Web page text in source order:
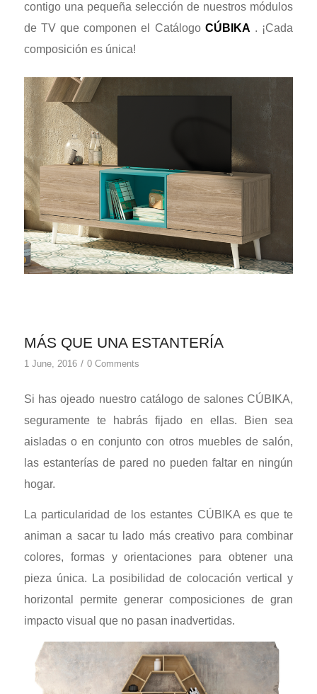
contigo una pequeña selección de nuestros módulos
de TV que componen el Catálogo CÚBIKA . ¡Cada
composición es única!
MÁS QUE UNA ESTANTERÍA
1 June, 2016 / 0 Comments
Si has ojeado nuestro catálogo de salones CÚBIKA,
seguramente te habrás fijado en ellas. Bien sea
aisladas o en conjunto con otros muebles de salón,
las estanterías de pared no pueden faltar en ningún
hogar.
La particularidad de los estantes CÚBIKA es que te
animan a sacar tu lado más creativo para combinar
colores, formas y orientaciones para obtener una
pieza única. La posibilidad de colocación vertical y
horizontal permite generar composiciones de gran
impacto visual que no pasan inadvertidas.